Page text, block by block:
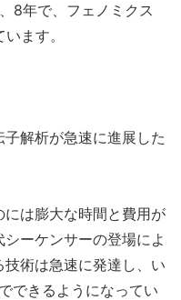
8年で、フェノミクス
ます。
解析が急速に進展した
は膨大な時間と費用が
ーケンサーの登場によ
術は急速に発達し、い
できるようになってい